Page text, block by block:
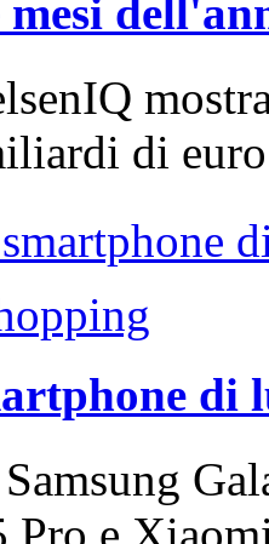
di
di